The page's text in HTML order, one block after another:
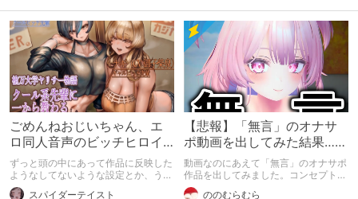
ごめんねおじいちゃん、エ
ロ同人音声のビッチヒロイ
ンに名前使って～過去作品
コンセプトを思い出そう～
ずっと頭の中にあって作品に反映した
ようなしてないような設定とか、うち
のヒロイン達の名づけの法則とかを頭
スパイダーテイスト
【悲報】「無言」のオナサ
ポ動画を出してみた結果……
動画なのにあえて「無言」のオナサポ
作品を出してみました。コンセプト通
りのものは作れたのですが、肝心の売
ののむらむら